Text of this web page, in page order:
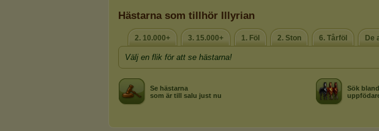
Hästarna som tillhör Illyrian
2. 10.000+ 3. 15.000+ 1. Föl 2. Ston 6. Tårföl De
Välj en flik för att se hästarna!
Se hästarna
som är till salu just nu
Sök